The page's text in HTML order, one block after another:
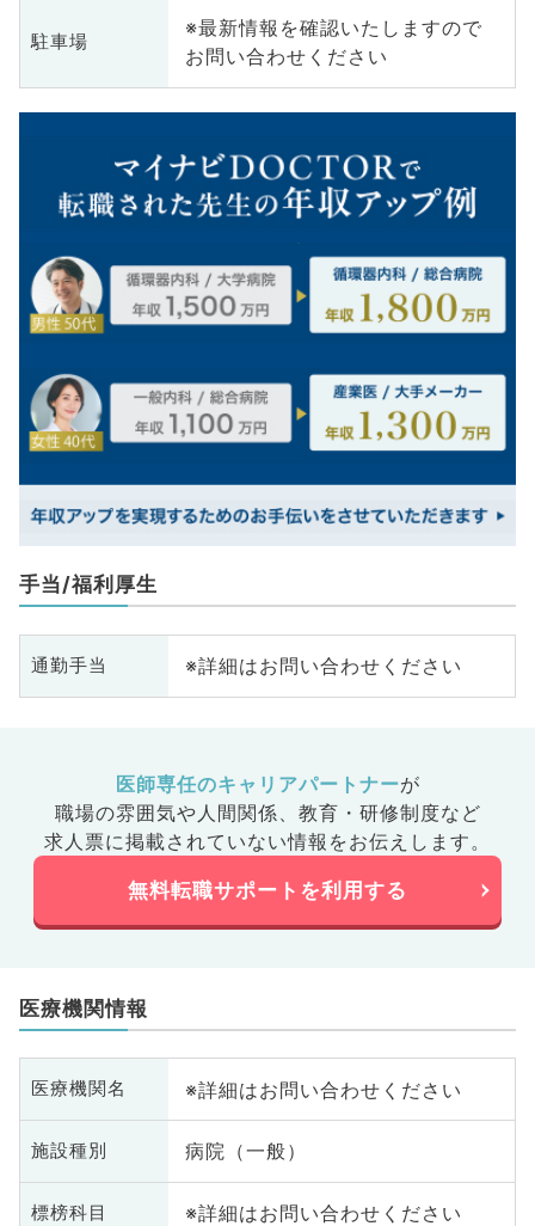
駐車場
※最新情報を確認いたしますので
お問い合わせください
手当/福利厚生
通勤手当 ※詳細はお問い合わせください
医師専任のキャリアパートナーが
職場の雰囲気や人間関係、 教育・研修制度など
求人票に掲載されていない情報をお伝えします。
無料転職サポートを利用する
医療機関情報
医療機関名 ※詳細はお問い合わせください
施設種別 病院（一般）
標榜科目 ※詳細はお問い合わせください